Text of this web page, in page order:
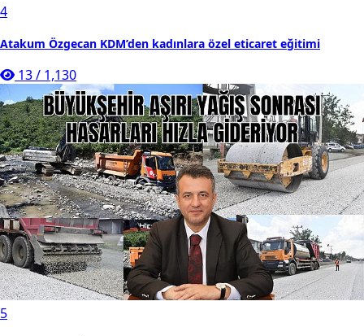
4
Atakum Özgecan KDM’den kadınlara özel eticaret eğitimi
13/ 1,130
5